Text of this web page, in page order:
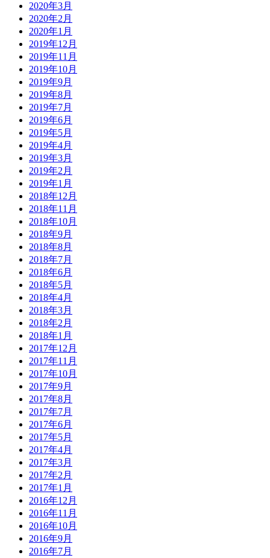
2020年3月
2020年2月
2020年1月
2019年12月
2019年11月
2019年10月
2019年9月
2019年8月
2019年7月
2019年6月
2019年5月
2019年4月
2019年3月
2019年2月
2019年1月
2018年12月
2018年11月
2018年10月
2018年9月
2018年8月
2018年7月
2018年6月
2018年5月
2018年4月
2018年3月
2018年2月
2018年1月
2017年12月
2017年11月
2017年10月
2017年9月
2017年8月
2017年7月
2017年6月
2017年5月
2017年4月
2017年3月
2017年2月
2017年1月
2016年12月
2016年11月
2016年10月
2016年9月
2016年7月